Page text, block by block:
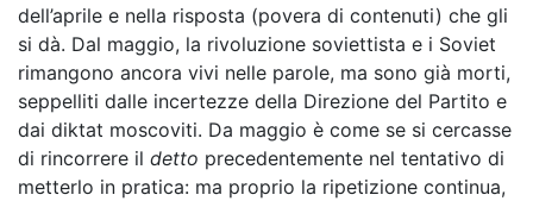
dell’aprile e nella risposta (povera di contenuti) che gli
si dà. Dal maggio, la rivoluzione soviettista e i Soviet
rimangono ancora vivi nelle parole, ma sono già morti,
seppelliti dalle incertezze della Direzione del Partito e
dai diktat moscoviti. Da maggio è come se si cercasse
di rincorrere il detto precedentemente nel tentativo di
metterlo in pratica: ma proprio la ripetizione continua,